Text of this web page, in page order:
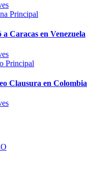
Principal
Caracas en Venezuela
Principal
Clausura en Colombia